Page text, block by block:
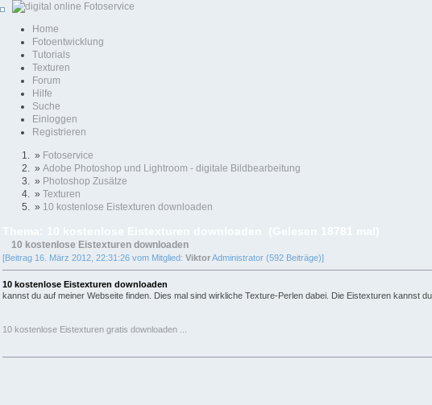
Home
Fotoentwicklung
Tutorials
Texturen
Forum
Hilfe
Suche
Einloggen
Registrieren
» Fotoservice
» Adobe Photoshop und Lightroom - digitale Bildbearbeitung
» Photoshop Zusätze
» Texturen
» 10 kostenlose Eistexturen downloaden
10 kostenlose Eistexturen downloaden
[Beitrag 16. März 2012, 22:31:26 vom Mitglied: ViktorAdministrator (592 Beiträge)]
10 kostenlose Eistexturen downloaden
kannst du auf meiner Webseite finden. Dies mal sind wirkliche Texture-Perlen dabei. Die Eistexturen kannst
10 kostenlose Eistexturen gratis downloaden ...